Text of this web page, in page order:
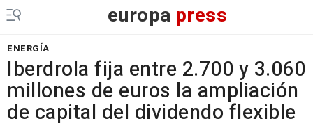
europa press
ENERGÍA
Iberdrola fija entre 2.700 y 3.060
millones de euros la ampliación
de capital del dividendo flexible